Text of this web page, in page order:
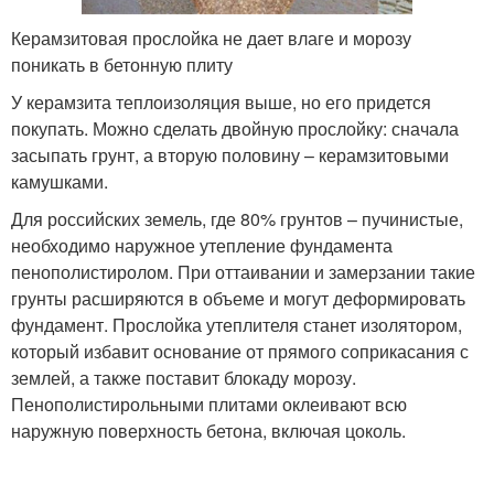
Керамзитовая прослойка не дает влаге и морозу
поникать в бетонную плиту
У керамзита теплоизоляция выше, но его придется
покупать. Можно сделать двойную прослойку: сначала
засыпать грунт, а вторую половину – керамзитовыми
камушками.
Для российских земель, где 80% грунтов – пучинистые,
необходимо наружное утепление фундамента
пенополистиролом. При оттаивании и замерзании такие
грунты расширяются в объеме и могут деформировать
фундамент. Прослойка утеплителя станет изолятором,
который избавит основание от прямого соприкасания с
землей, а также поставит блокаду морозу.
Пенополистирольными плитами оклеивают всю
наружную поверхность бетона, включая цоколь.